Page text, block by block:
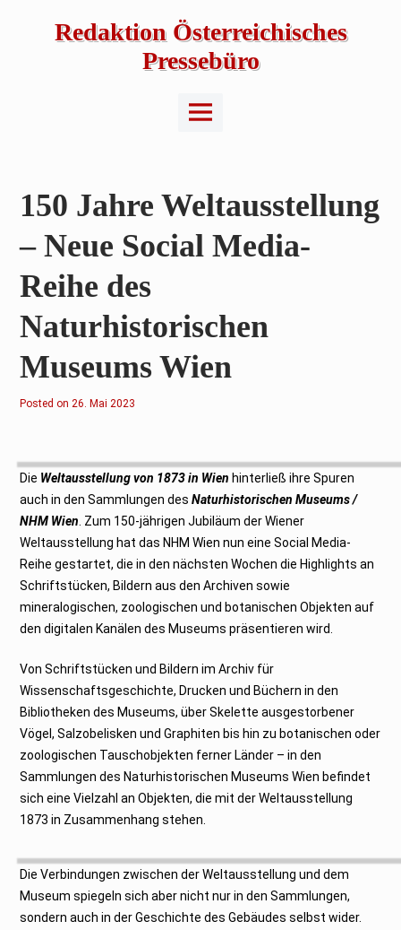
Redaktion Österreichisches
Pressebüro
Main
Menu
150 Jahre Weltausstellung
– Neue Social Media-
Reihe des
Naturhistorischen
Museums Wien
Posted on2
i
2
0
2
3
26. Mai 2023
Die Weltausstellung von 1873 in Wien hinterließ ihre Spuren
auch in den Sammlungen desNaturhistorischen Museums /
NHM Wien . Zum 150-jährigen Jubiläum der Wiener
Weltausstellung hat das NHM Wien nun eine Social Media-
Reihe gestartet, die in den nächsten Wochen die Highlights an
Schriftstücken, Bildern aus den Archiven sowie
mineralogischen, zoologischen und botanischen Objekten auf
den digitalen Kanälen des Museums präsentieren wird.
Von Schriftstücken und Bildern im Archiv für
Wissenschaftsgeschichte, Drucken und Büchern in den
Bibliotheken des Museums, über Skelette ausgestorbener
Vögel, Salzobelisken und Graphiten bis hin zu botanischen oder
zoologischen Tauschobjekten ferner Länder – in den
Sammlungen des Naturhistorischen Museums Wien befindet
sich eine Vielzahl an Objekten, die mit der Weltausstellung
1873 in Zusammenhang stehen.
Die Verbindungen zwischen der Weltausstellung und dem
Museum spiegeln sich aber nicht nur in den Sammlungen,
sondern auch in der Geschichte des Gebäudes selbst wider.